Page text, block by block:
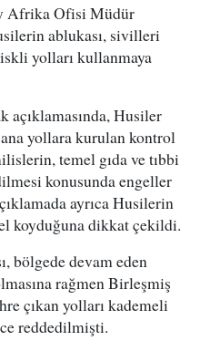
Afrika Ofisi Müdür
ablukası, sivilleri
yolları kullanmaya
açıklamasında, Husiler
yollara kurulan kontrol
temel gıda ve tıbbi
konusunda engeller
ayrıca Husilerin
koyduğuna dikkat çekildi.
bölgede devam eden
rağmen Birleşmiş
çıkan yolları kademeli
reddedilmişti.